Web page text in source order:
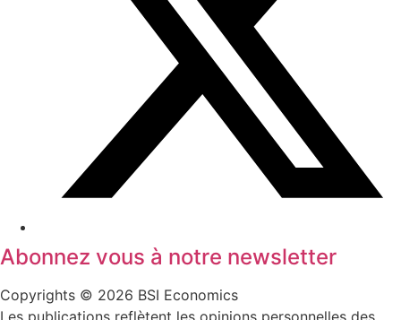
Abonnez vous à notre newsletter
Copyrights © 2026 BSI Economics
Les publications reflètent les opinions personnelles des